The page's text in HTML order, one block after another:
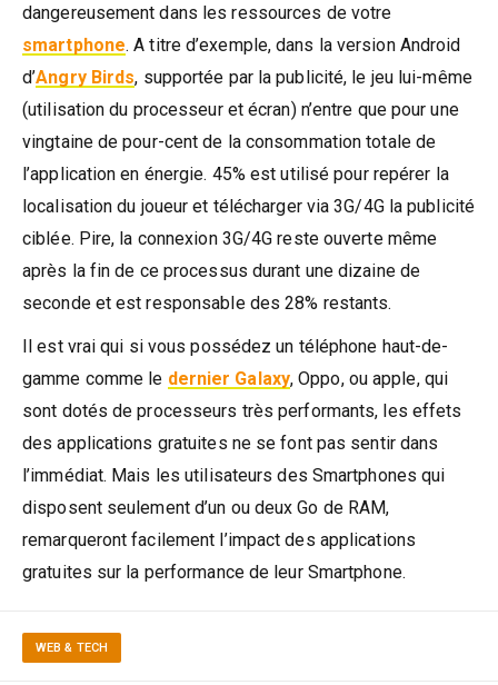
dangereusement dans les ressources de votre
smartphone. A titre d’exemple, dans la version Android
d’Angry Birds, supportée par la publicité, le jeu lui-même
(utilisation du processeur et écran) n’entre que pour une
vingtaine de pour-cent de la consommation totale de
l’application en énergie. 45% est utilisé pour repérer la
localisation du joueur et télécharger via 3G/4G la publicité
ciblée. Pire, la connexion 3G/4G reste ouverte même
après la fin de ce processus durant une dizaine de
seconde et est responsable des 28% restants.
Il est vrai qui si vous possédez un téléphone haut-de-
gamme comme le dernier Galaxy, Oppo, ou apple, qui
sont dotés de processeurs très performants, les effets
des applications gratuites ne se font pas sentir dans
l’immédiat. Mais les utilisateurs des Smartphones qui
disposent seulement d’un ou deux Go de RAM,
remarqueront facilement l’impact des applications
gratuites sur la performance de leur Smartphone.
WEB & TECH